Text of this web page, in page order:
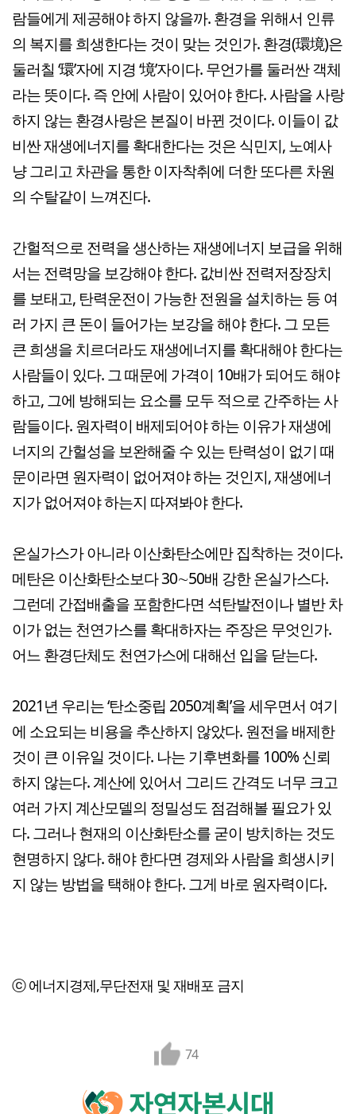
람들에게 제공해야 하지 않을까. 환경을 위해서 인류
의 복지를 희생한다는 것이 맞는 것인가. 환경(環境)은
둘러칠 ‘環’자에 지경 ‘境’자이다. 무언가를 둘러싼 객체
라는 뜻이다. 즉 안에 사람이 있어야 한다. 사람을 사랑
하지 않는 환경사랑은 본질이 바뀐 것이다. 이들이 값
비싼 재생에너지를 확대한다는 것은 식민지, 노예사
냥 그리고 차관을 통한 이자착취에 더한 또다른 차원
의 수탈같이 느껴진다.
간헐적으로 전력을 생산하는 재생에너지 보급을 위해
서는 전력망을 보강해야 한다. 값비싼 전력저장장치
를 보태고, 탄력운전이 가능한 전원을 설치하는 등 여
러 가지 큰 돈이 들어가는 보강을 해야 한다. 그 모든
큰 희생을 치르더라도 재생에너지를 확대해야 한다는
사람들이 있다. 그 때문에 가격이 10배가 되어도 해야
하고, 그에 방해되는 요소를 모두 적으로 간주하는 사
람들이다. 원자력이 배제되어야 하는 이유가 재생에
너지의 간헐성을 보완해줄 수 있는 탄력성이 없기 때
문이라면 원자력이 없어져야 하는 것인지, 재생에너
지가 없어져야 하는지 따져봐야 한다.
온실가스가 아니라 이산화탄소에만 집착하는 것이다.
메탄은 이산화탄소보다 30∼50배 강한 온실가스다.
그런데 간접배출을 포함한다면 석탄발전이나 별반 차
이가 없는 천연가스를 확대하자는 주장은 무엇인가.
어느 환경단체도 천연가스에 대해선 입을 닫는다.
2021년 우리는 ‘탄소중립 2050계획’을 세우면서 여기
에 소요되는 비용을 추산하지 않았다. 원전을 배제한
것이 큰 이유일 것이다. 나는 기후변화를 100% 신뢰
하지 않는다. 계산에 있어서 그리드 간격도 너무 크고
여러 가지 계산모델의 정밀성도 점검해볼 필요가 있
다. 그러나 현재의 이산화탄소를 굳이 방치하는 것도
현명하지 않다. 해야 한다면 경제와 사람을 희생시키
지 않는 방법을 택해야 한다. 그게 바로 원자력이다.
ⓒ 에너지경제,무단전재 및 재배포 금지
74